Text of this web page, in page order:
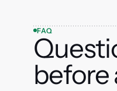
FAQ
before